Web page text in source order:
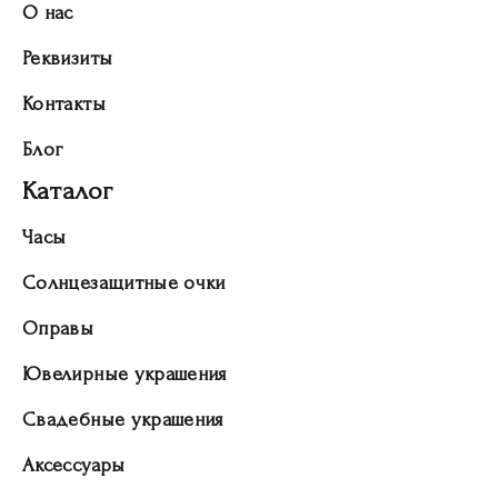
О нас
Реквизиты
Контакты
Блог
Каталог
Часы
Солнцезащитные очки
Оправы
Ювелирные украшения
Свадебные украшения
Аксессуары